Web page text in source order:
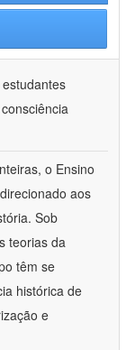
o Ensino
aos
Sob
teorias da
têm se
histórica de
e